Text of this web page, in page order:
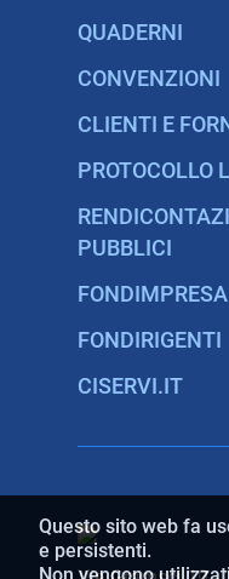
Questo sito web fa
e persistenti.
QUADERNI
CONVENZIONI
CLIENTI E
PROTOCOLLO
PUBBLICI
FONDIMPRESA
FONDIRIGENTI
CISERVI.IT